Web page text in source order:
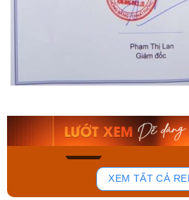
137
Orient Nam RA-
Mua ngay
XEM TẤT CẢ